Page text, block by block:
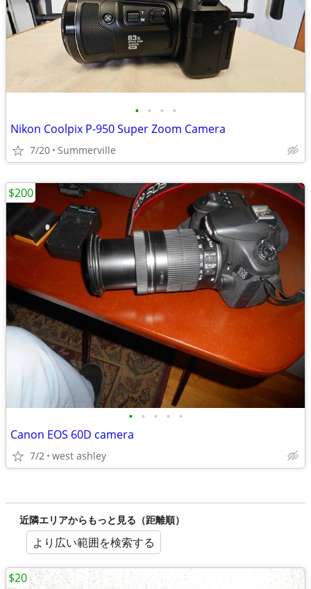
• • • •
Nikon Coolpix P-950 Super Zoom Camera
7/20 Summerville
• • • • •
Canon EOS 60D camera
7/2 west ashley
$200
近隣エリアからもっと見る（距離順）
より広い範囲を検索する
$20